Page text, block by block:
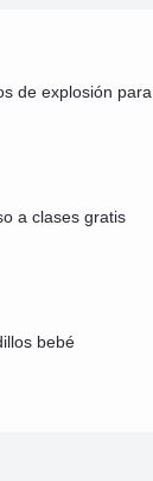
de explosión para
a clases gratis
bebé